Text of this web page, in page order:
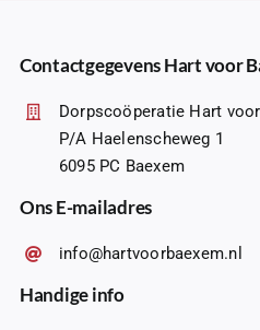
Contactgegevens Hart voor
Dorpscoöperatie Hart
P/A Haelenscheweg 1
6095 PC Baexem
Ons E-mailadres
info@hartvoorbaexem.nl
Handige info